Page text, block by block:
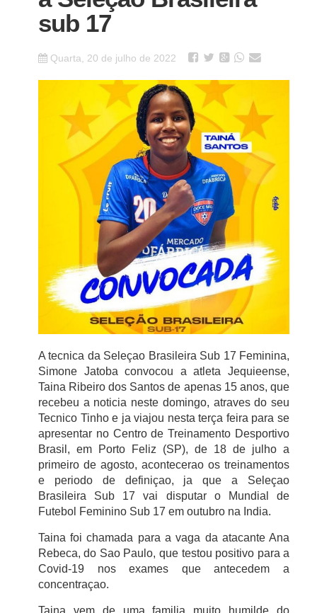
sub 17
Quarta, 20 de julho de 2022
A tecnica da Seleçao Brasileira Sub 17 Feminina,
Simone Jatoba convocou a atleta Jequieense,
Taina Ribeiro dos Santos de apenas 15 anos, que
recebeu a noticia neste domingo, atraves do seu
Tecnico Tinho e ja viajou nesta terça feira para se
apresentar no Centro de Treinamento Desportivo
Brasil, em Porto Feliz (SP), de 18 de julho a
primeiro de agosto, acontecerao os treinamentos
e periodo de definiçao, ja que a Seleçao
Brasileira Sub 17 vai disputar o Mundial de
Futebol Feminino Sub 17 em outubro na India.
Taina foi chamada para a vaga da atacante Ana
Rebeca, do Sao Paulo, que testou positivo para a
Covid-19 nos exames que antecedem a
concentraçao.
Taina vem de uma familia muito humilde do